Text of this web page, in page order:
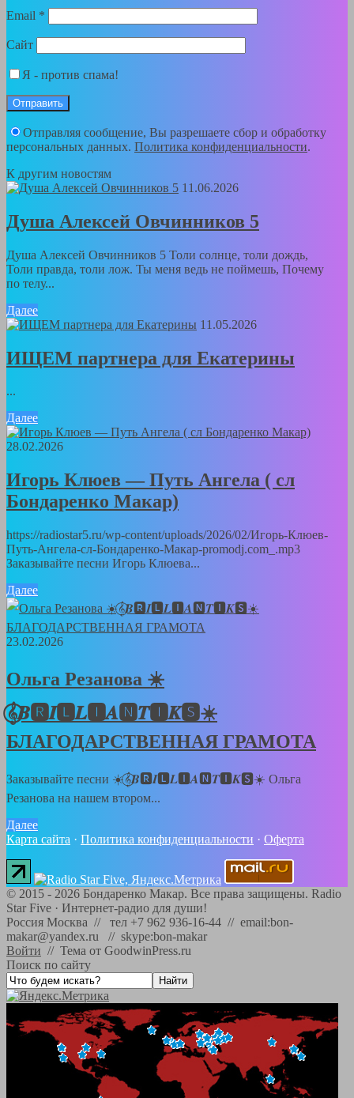
Email *
Сайт
Я - против спама!
Отправляя сообщение, Вы разрешаете сбор и обработку
персональных данных. Политика конфиденциальности.
К другим новостям
11.06.2026
Душа Алексей Овчинников 5
Душа Алексей Овчинников 5 Толи солнце, толи дождь,
Толи правда, толи лож. Ты меня ведь не поймешь, Почему
по телу...
Далее
11.05.2026
ИЩЕМ партнера для Екатерины
...
Далее
28.02.2026
Игорь Клюев — Путь Ангела ( сл
Бондаренко Макар)
https://radiostar5.ru/wp-content/uploads/2026/02/Игорь-Клюев-
Путь-Ангела-сл-Бондаренко-Макар-promodj.com_.mp3
Заказывайте песни Игорь Клюева...
Далее
23.02.2026
Ольга Резанова ☀️
𝄞⃝𝑩🆁𝑰🅻𝑳🅸𝑨🅽𝑻🅸𝑲🆂☀️
БЛАГОДАРСТВЕННАЯ ГРАМОТА
Заказывайте песни ☀️𝄞⃝𝑩🆁𝑰🅻𝑳🅸𝑨🅽𝑻🅸𝑲🆂☀️ Ольга
Резанова на нашем втором...
Далее
Карта сайта · Политика конфиденциальности · Оферта
© 2015 - 2026 Бондаренко Макар. Все права защищены. Radio
Star Five · Интернет-радио для души!
Россия Москва // тел +7 962 936-16-44 // email:bon-
makar@yandex.ru // skype:bon-makar
Войти // Тема от GoodwinPress.ru
Поиск по сайту